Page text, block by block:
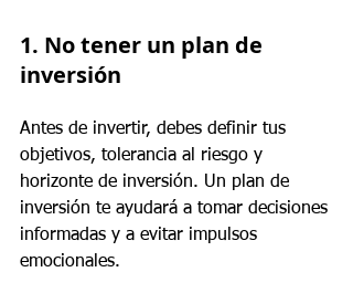
1. No tener un plan de
inversión
Antes de invertir, debes definir tus
objetivos, tolerancia al riesgo y
horizonte de inversión. Un plan de
inversión te ayudará a tomar decisiones
informadas y a evitar impulsos
emocionales.